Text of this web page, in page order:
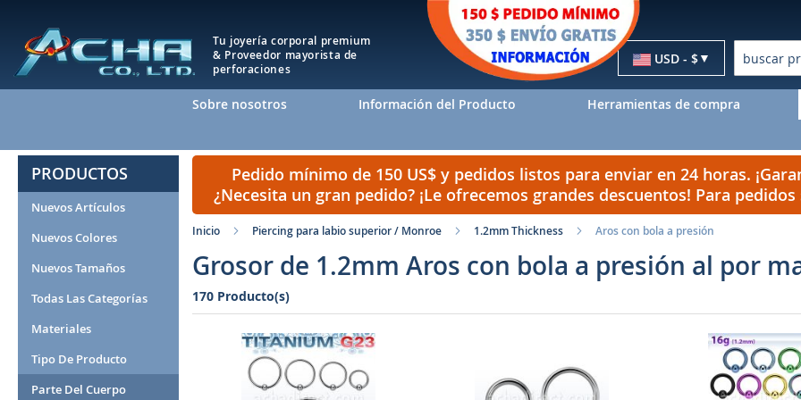
Tu joyería corporal premium
& Proveedor mayorista de
perforaciones
Moneda
USD - $
Buscar
Sobre nosotros Información del Producto Herramientas de compra
Pedido mínimo de 150 US$ y pedidos listos para enviar en 24 horas.
¿Necesita un gran pedido? ¡Le ofrecemos grandes descuentos! Para
Inicio Piercing para labio superior / Monroe 1.2mm Thickness Aros con bola a presión
Grosor de 1.2mm Aros con bola a presión al por
170 Producto(s)
PRODUCTOS
Nuevos Artículos
Nuevos Colores
Nuevos Tamaños
Todas Las Categorías
Materiales
Tipo De Producto
Parte Del Cuerpo